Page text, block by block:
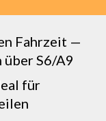
Fahrzeit —
S6/A9
für